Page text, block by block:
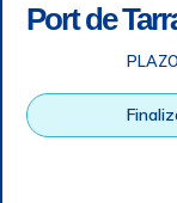
Autoridad
Port de